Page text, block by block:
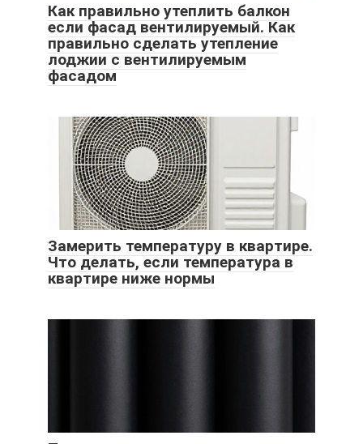
Как правильно утеплить балкон
если фасад вентилируемый. Как
правильно сделать утепление
лоджии с вентилируемым
фасадом
Замерить температуру в квартире.
Что делать, если температура в
квартире ниже нормы